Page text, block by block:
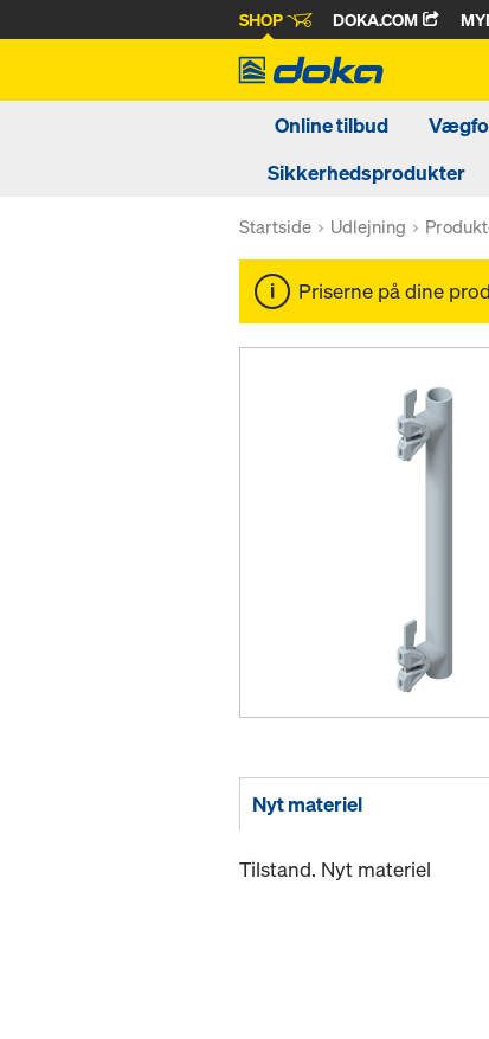
SHOP DOKA.COM
Online tilbud
Sikkerhedsprodukter
Startside Udlejning
Priserne på dine
Nyt materiel
Tilstand. Nyt materiel